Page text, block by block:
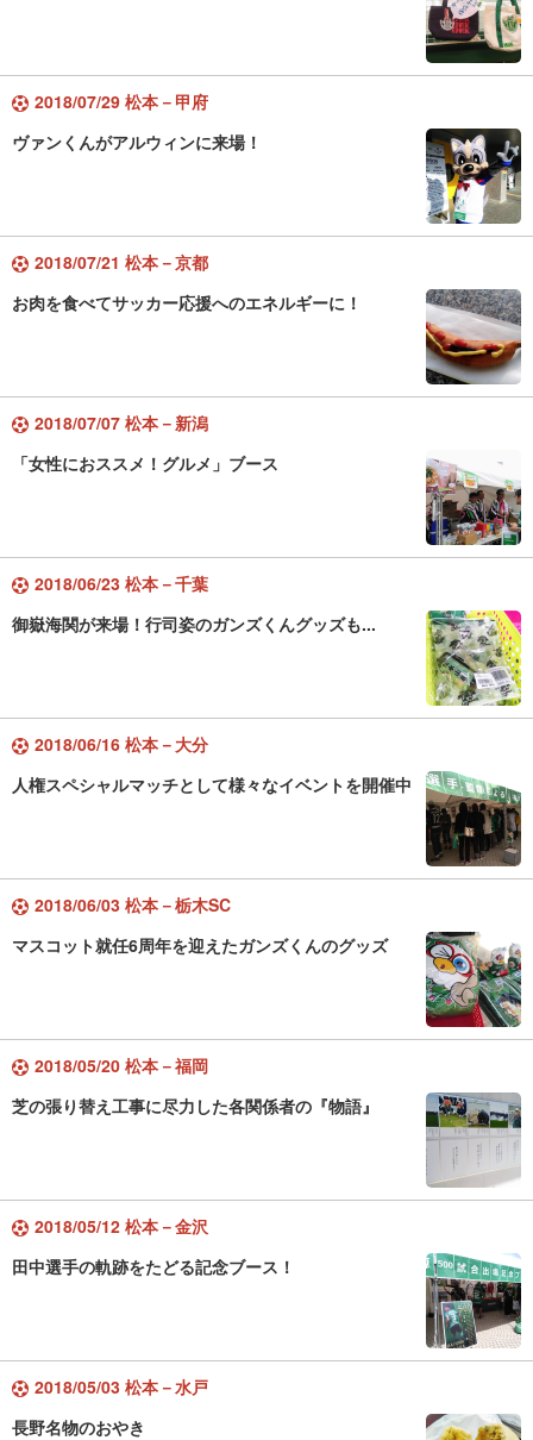
2018/07/29 松本－甲府
ヴァンくんがアルウィンに来場！
2018/07/21 松本－京都
お肉を食べてサッカー応援へのエネルギーに！
2018/07/07 松本－新潟
「女性におススメ！グルメ」ブース
2018/06/23 松本－千葉
御嶽海関が来場！行司姿のガンズくんグッズも...
2018/06/16 松本－大分
人権スペシャルマッチとして様々なイベントを開催中
2018/06/03 松本－栃木SC
マスコット就任6周年を迎えたガンズくんのグッズ
2018/05/20 松本－福岡
芝の張り替え工事に尽力した各関係者の『物語』
2018/05/12 松本－金沢
田中選手の軌跡をたどる記念ブース！
2018/05/03 松本－水戸
長野名物のおやき